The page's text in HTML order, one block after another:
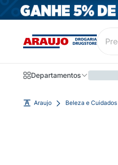
Departamentos
Araujo Beleza e Cuidados